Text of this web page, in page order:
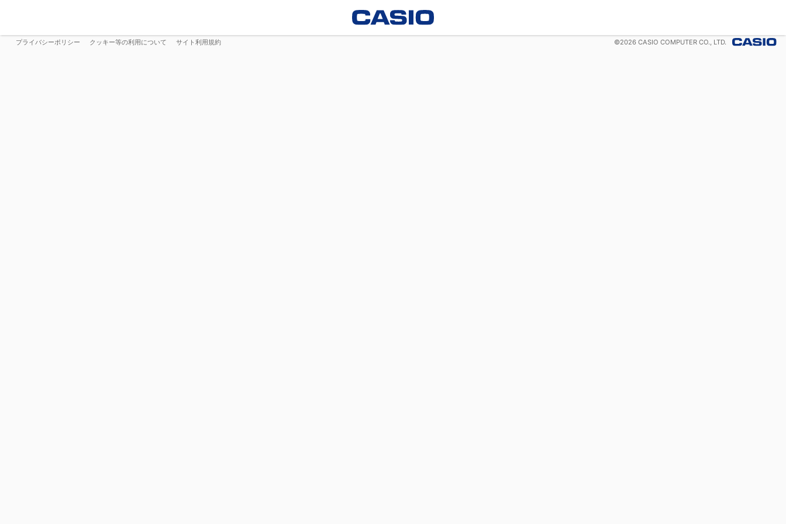
プライバシーポリシー クッキー等の利用について サイト利用規約 ©2026 CASIO COMPUTER CO., LTD.